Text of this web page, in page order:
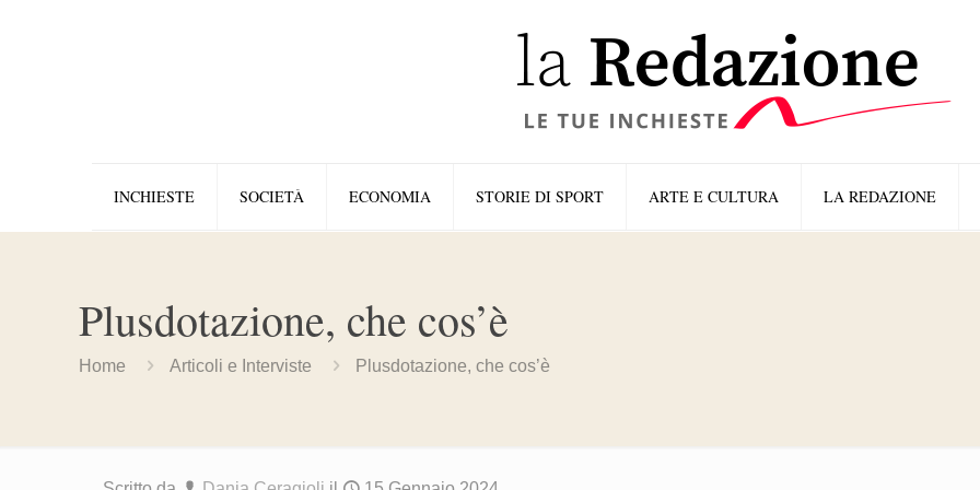
INCHIESTE SOCIETÀ ECONOMIA STORIE DI SPORT ARTE E CULTURA LA REDAZIONE
Plusdotazione, che cos’è
Home Articoli e Interviste Plusdotazione, che cos’è